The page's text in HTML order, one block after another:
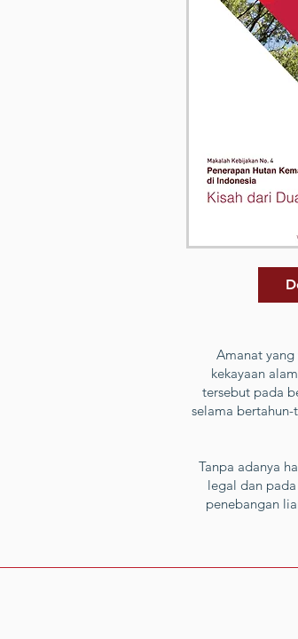
Amanat
kekayaan
tersebut pada
selama
Tanpa adanya
legal dan
penebangan